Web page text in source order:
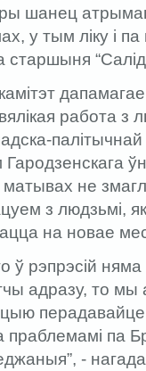
шанец
у тым ліку і
старшыня
дапамагае
работа з
не
з людзьмі,
на новае
ў рэпрэсій няма
адразу, то мы
праблемамі па
-